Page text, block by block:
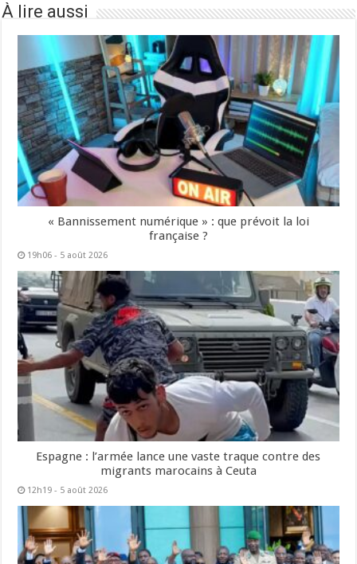
À lire aussi
« Bannissement numérique » : que prévoit la loi
française ?
19h06 - 5 août 2026
Espagne : l’armée lance une vaste traque contre des
migrants marocains à Ceuta
12h19 - 5 août 2026